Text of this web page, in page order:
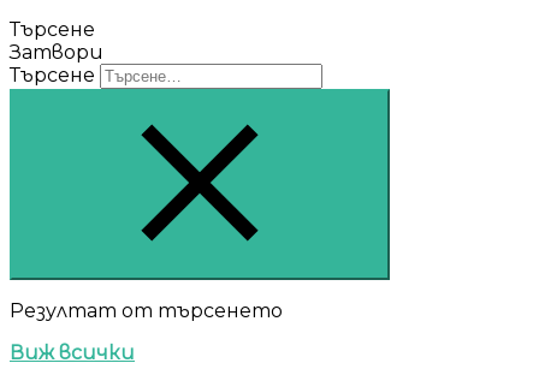
Търсене
Затвори
Търсене
Резултат от търсенето
Виж всички